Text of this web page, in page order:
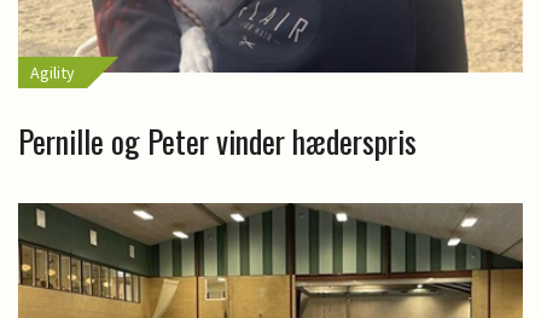
Agility
Pernille og Peter vinder hæderspris